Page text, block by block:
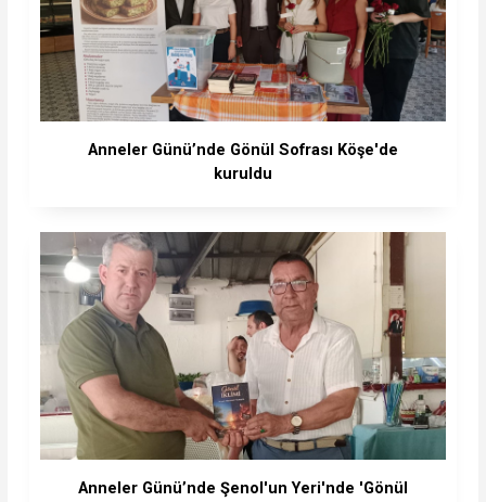
Anneler Günü’nde Gönül Sofrası Köşe'de
kuruldu
Anneler Günü’nde Şenol'un Yeri'nde 'Gönül